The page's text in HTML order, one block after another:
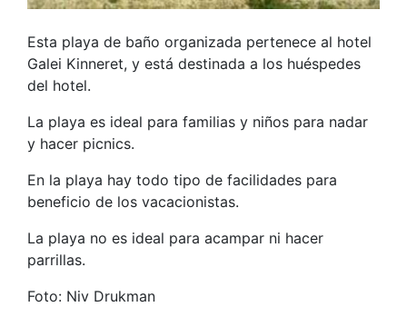
Esta playa de baño organizada pertenece al hotel
Galei Kinneret, y está destinada a los huéspedes
del hotel.
La playa es ideal para familias y niños para nadar
y hacer picnics.
En la playa hay todo tipo de facilidades para
beneficio de los vacacionistas.
La playa no es ideal para acampar ni hacer
parrillas.
Foto: Niv Drukman